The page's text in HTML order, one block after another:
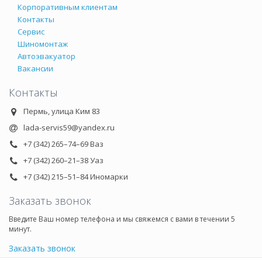
Корпоративным клиентам
Контакты
Сервис
Шиномонтаж
Автоэвакуатор
Вакансии
Контакты
Пермь, улица Ким 83
lada-servis59@yandex.ru
+7 (342) 265–74–69 Ваз
+7 (342) 260–21–38 Уаз
+7 (342) 215–51–84 Иномарки
Заказать звонок
Введите Ваш номер телефона и мы свяжемся с вами в течении 5
минут.
Заказать звонок